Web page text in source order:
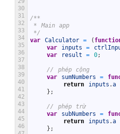
30
31
32
33
34
35
36
37
38
39
40
41
42
43
44
45
46
/**
* Main app
*/
var
Calculator = (
var
inputs =
var
result = 0;
// phép cộng
var
sumNumbers =
return
inputs .a
} ;
// phép trừ
var
subNumbers =
return
inputs .a
} ;